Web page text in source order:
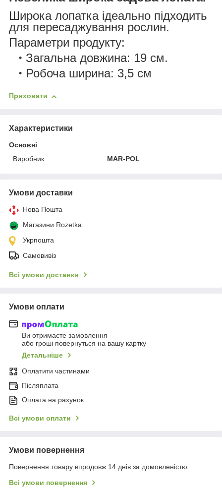
Широка лопатка ідеально підходить
для пересаджування рослин.
Параметри продукту:
Загальна довжина: 19 см.
Робоча ширина: 3,5 см
Приховати
Характеристики
Основні
Виробник
MAR-POL
Умови доставки
Нова Пошта
Магазини Rozetka
Укрпошта
Самовивіз
Всі умови доставки
Умови оплати
Ви отримаєте замовлення
або гроші повернуться на вашу картку
Детальніше
Оплатити частинами
Післяплата
Оплата на рахунок
Всі умови оплати
Умови повернення
Повернення товару впродовж 14 днів за домовленістю
Всі умови повернення